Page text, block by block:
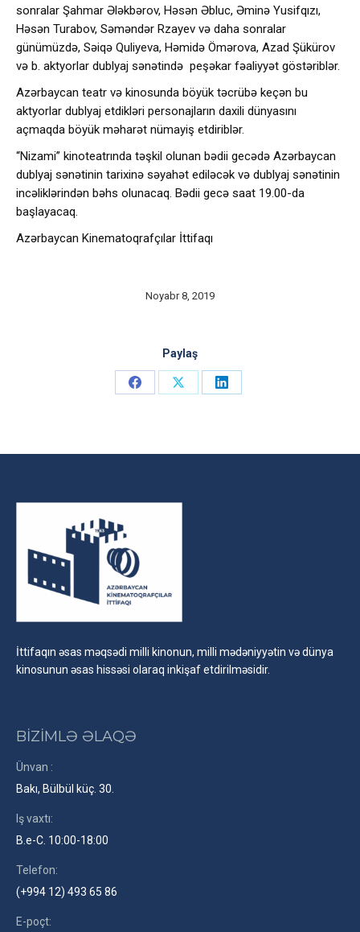
sonralar Şahmar Ələkbərov, Həsən Əbluc, Əminə Yusifqızı,
Həsən Turabov, Səməndər Rzayev və daha sonralar
günümüzdə, Səiqə Quliyeva, Həmidə Ömərova, Azad Şükürov
və b. aktyorlar dublyaj sənətində peşəkar fəaliyyət göstəriblər.
Azərbaycan teatr və kinosunda böyük təcrübə keçən bu
aktyorlar dublyaj etdikləri personajların daxili dünyasını
açmaqda böyük məharət nümayiş etdiriblər.
“Nizami” kinoteatrında təşkil olunan bədii gecədə Azərbaycan
dublyaj sənətinin tarixinə səyahət ediləcək və dublyaj sənətinin
incəliklərindən bəhs olunacaq. Bədii gecə saat 19.00-da
başlayacaq.
Azərbaycan Kinematoqrafçılar İttifaqı
Noyabr 8, 2019
Paylaş
Share
Share
Share
İttifaqın əsas məqsədi milli kinonun, milli mədəniyyətin və dünya
kinosunun əsas hissəsi olaraq inkişaf etdirilməsidir.
BİZİMLƏ ƏLAQƏ
Ünvan :
Bakı, Bülbül küç. 30.
Iş vaxtı:
B.e-C. 10:00-18:00
Telefon:
(+994 12) 493 65 86
E-poçt: